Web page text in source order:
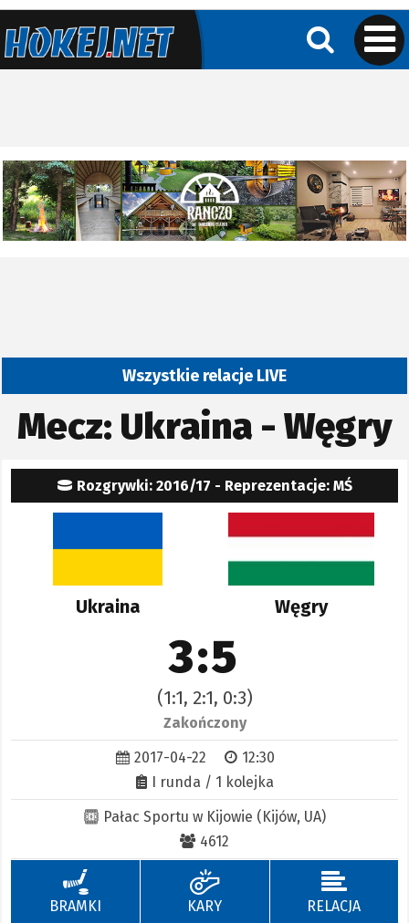
Wszystkie relacje LIVE
Mecz: Ukraina - Węgry
Rozgrywki: 2016/17 - Reprezentacje: MŚ
Ukraina
3:5
(1:1, 2:1, 0:3)
Zakończony
Węgry
2017-04-22
12:30
I runda / 1 kolejka
Pałac Sportu w Kijowie (Kijów, UA)
4612
BRAMKI KARY RELACJA